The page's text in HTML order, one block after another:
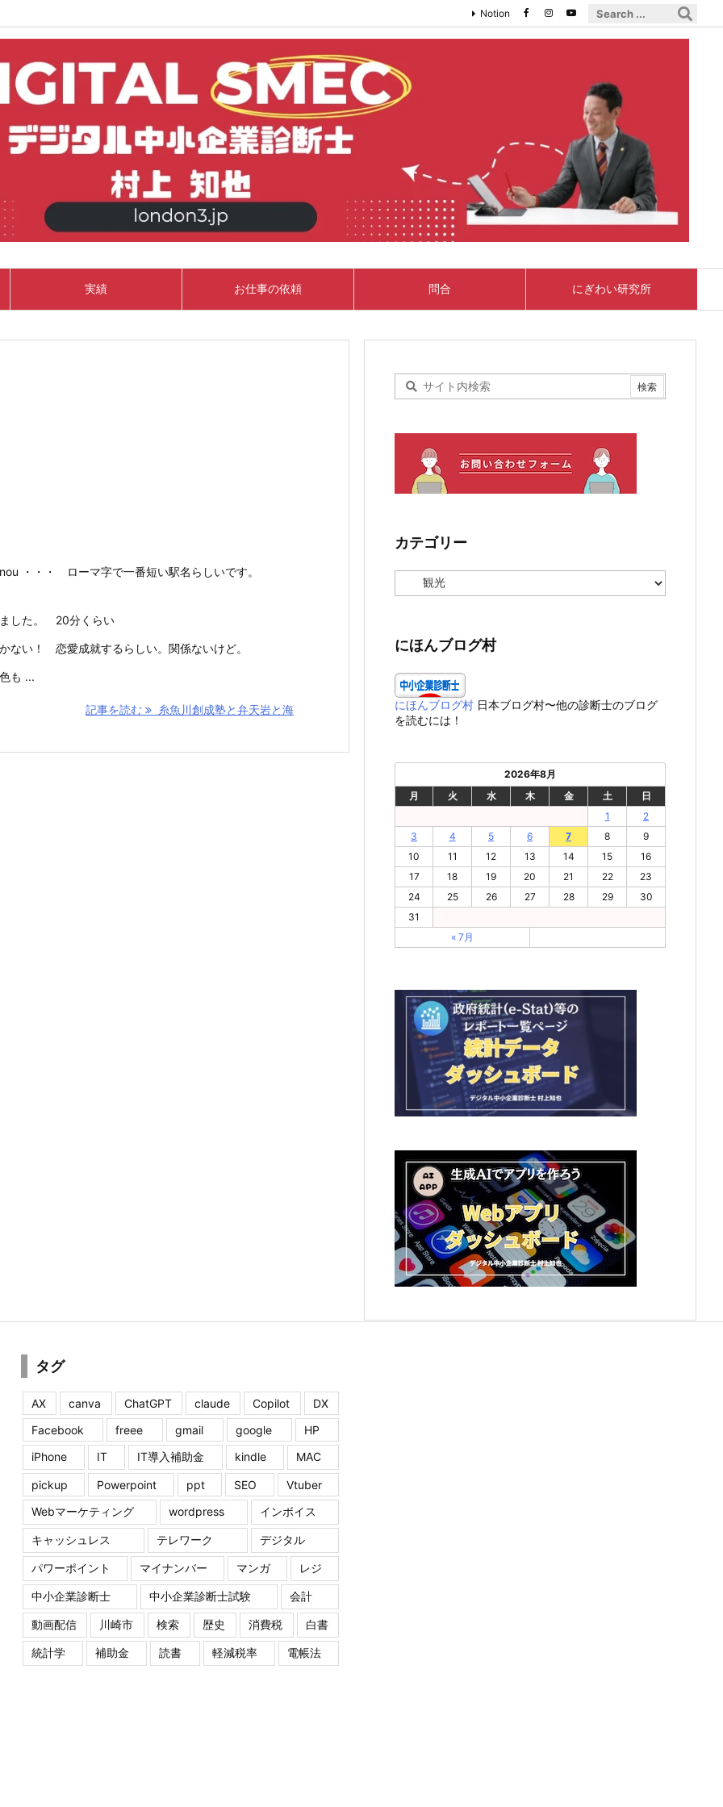
実績 お仕事の依頼 問合 にぎわい研究所
Notion
・・・ ローマ字で一番短い駅名らしいです。
した。 20分くらい
ない！ 恋愛成就するらしい。関係ないけど。
も ...
記事を読む 糸魚川創成塾と弁天岩と海
カテゴリー
テ
ー
にほんブログ村
にほんブログ村 日本ブログ村〜他の診断士のブログ
を読むには！
2026年8月
月
火 水 木 金 土
日
1
2
3
4 5 6 7 8
9
10
11 12 13 14 15
16
17
18 19 20 21 22
23
24
25 26 27 28 29
30
31
« 7月
タグ
AX canva ChatGPT claude Copilot
DX
Facebook
freee gmail google
HP
iPhone
IT IT導入補助金 kindle MAC
pickup Powerpoint ppt SEO
Vtuber
Webマーケティング
wordpress インボイス
キャッシュレス テレワーク デジタル
パワーポイント マイナンバー マンガ レジ
中小企業診断士 中小企業診断士試験 会計
動画配信 川崎市 検索 歴史 消費税 白書
統計学 補助金 読書 軽減税率 電帳法